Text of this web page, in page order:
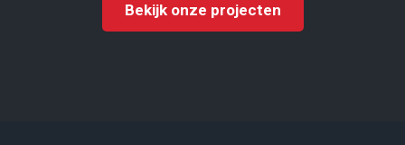
Bekijk onze projecten